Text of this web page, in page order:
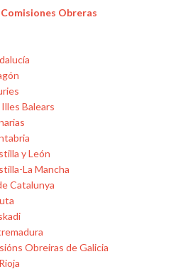
Obreras
Balears
y León
La Mancha
Catalunya
Obreiras de Galicia